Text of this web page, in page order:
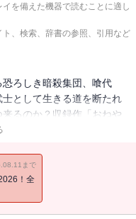
を備えた機器で読むことに適し
、検索、辞書の参照、引用など
ろしき暗殺集団、喰代
士として生きる道を断たれ
るのか？収録作「おねや
」「御七里さん」「邪鬼
まで
！全